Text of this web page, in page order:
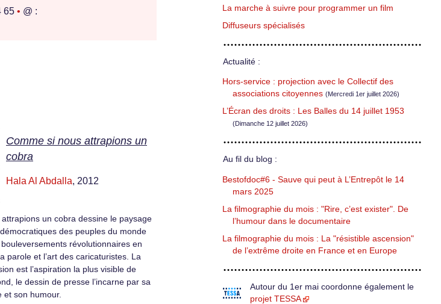
65 • @ :
Comme si nous attrapions un
cobra
Hala Al Abdalla, 2012
un cobra dessine le paysage
des peuples du monde
révolutionnaires en
parole et l’art des caricaturistes. La
est l’aspiration la plus visible de
le dessin de presse l’incarne par sa
et son humour.
La marche à suivre pour programmer un film
Diffuseurs spécialisés
Actualité :
Hors-service : projection avec le Collectif des
associations citoyennes (Mercredi 1er juillet 2026)
L’Écran des droits : Les Balles du 14 juillet 1953
(Dimanche 12 juillet 2026)
Au fil du blog :
Bestofdoc#6 - Sauve qui peut à L’Entrepôt le 14
mars 2025
La filmographie du mois : "Rire, c’est exister". De
l’humour dans le documentaire
La filmographie du mois : La "résistible ascension"
de l’extrême droite en France et en Europe
Autour du 1er mai coordonne également le
projet TESSA